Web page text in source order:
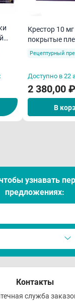
и дозы
Крестор 10
покрытые
оболочкой N28
Рецептурный
Доступно в 22
2 380,00 ₽
В
узнавать
предложениях:
Контакты
служба